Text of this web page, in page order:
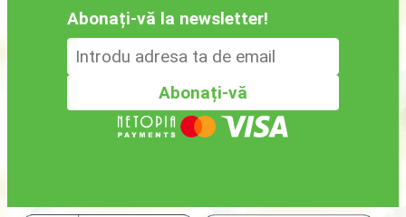
Abonați-vă la newsletter!